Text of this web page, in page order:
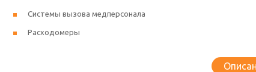
Системы вызова медперсонала
Расходомеры